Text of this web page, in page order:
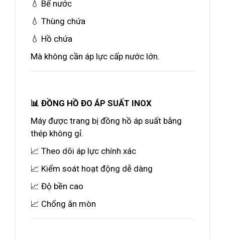
💧 Bể nước
💧 Thùng chứa
💧 Hồ chứa
Mà không cần áp lực cấp nước lớn.
📊 ĐỒNG HỒ ĐO ÁP SUẤT INOX
Máy được trang bị đồng hồ áp suất bằng
thép không gỉ.
📈 Theo dõi áp lực chính xác
📈 Kiểm soát hoạt động dễ dàng
📈 Độ bền cao
📈 Chống ăn mòn